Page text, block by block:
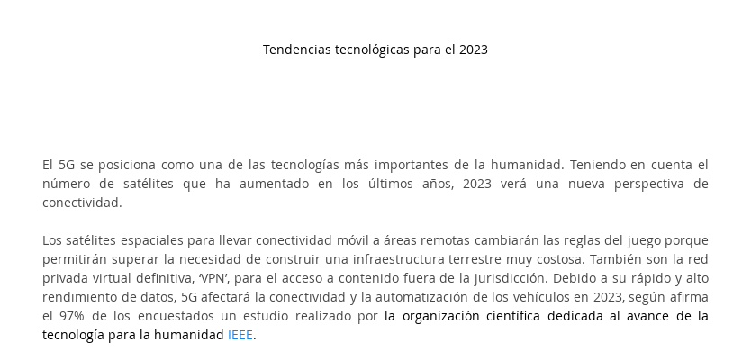
Tendencias tecnológicas para el 2023
El 5G se posiciona como una de las tecnologías más importantes de la humanidad. Teniendo en cuenta el
número de satélites que ha aumentado en los últimos años, 2023 verá una nueva perspectiva de
conectividad.
Los satélites espaciales para llevar conectividad móvil a áreas remotas cambiarán las reglas del juego porque
permitirán superar la necesidad de construir una infraestructura terrestre muy costosa. También son la red
privada virtual definitiva, ‘VPN’, para el acceso a contenido fuera de la jurisdicción. Debido a su rápido y alto
rendimiento de datos, 5G afectará la conectividad y la automatización de los vehículos en 2023, según afirma
el 97% de los encuestados un estudio realizado por la organización científica dedicada al avance de la
tecnología para la humanidad IEEE.